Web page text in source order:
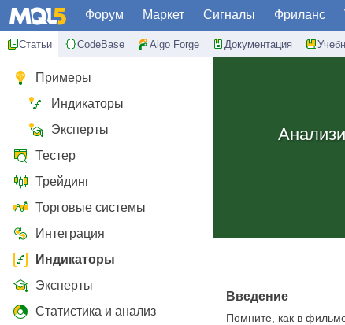
Форум Маркет Сигналы Фриланс
Статьи CodeBase Algo Forge Документация
Примеры
Индикаторы
Эксперты
Тестер
Трейдинг
Торговые системы
Интеграция
Индикаторы
Эксперты
Статистика и анализ
Введение
Помните, как в